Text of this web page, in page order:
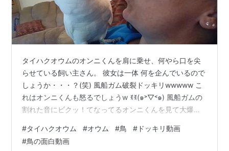
タイハクオウムのオンニくんを肩に乗せ、何やら口を尖
らせている飼い主さん。 彼女は一体 何を企んでいるので
しょうか・・・？(笑) 風船ガム破裂ドッキリwwwww こ
れはオンニくんも怒るでしょうw ꉂꉂ(๑˃▽˂๑) 風船ガムの
割れた音にビクッ！てなってるオンニくんを見て大爆笑
ァアア！！っと逆立ちますw 「ビックリしたじゃねー
か！」と怒るオンニくんwwwww そのあと飼い主さんに
#タイハクオウム #オウム #鳥 # ドッキリ動画
#鳥の面白動画